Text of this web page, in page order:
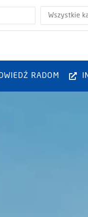
Wszystkie
RADOM